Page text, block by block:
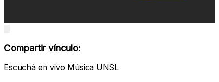
modal
Compartir vínculo:
Escuchá en vivo Música UNSL